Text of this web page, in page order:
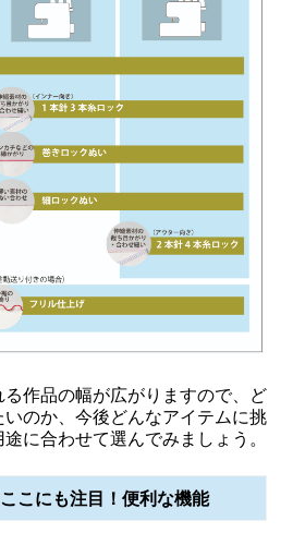
作品の幅が広がりますので、ど
のか、今後どんなアイテムに挑
に合わせて選んでみましょう。
こにも注目！便利な機能